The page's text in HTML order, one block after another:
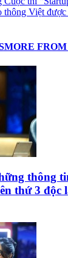
thông Việt
MORE
thông
thứ 3 độc